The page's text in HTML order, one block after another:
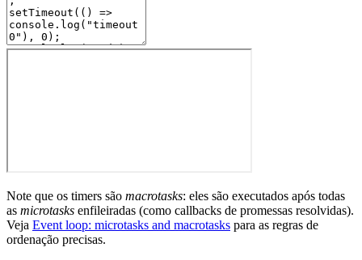
Note que os timers são macrotasks: eles são executados após todas
as microtasks enfileiradas (como callbacks de promessas resolvidas).
Veja Event loop: microtasks and macrotasks para as regras de
ordenação precisas.